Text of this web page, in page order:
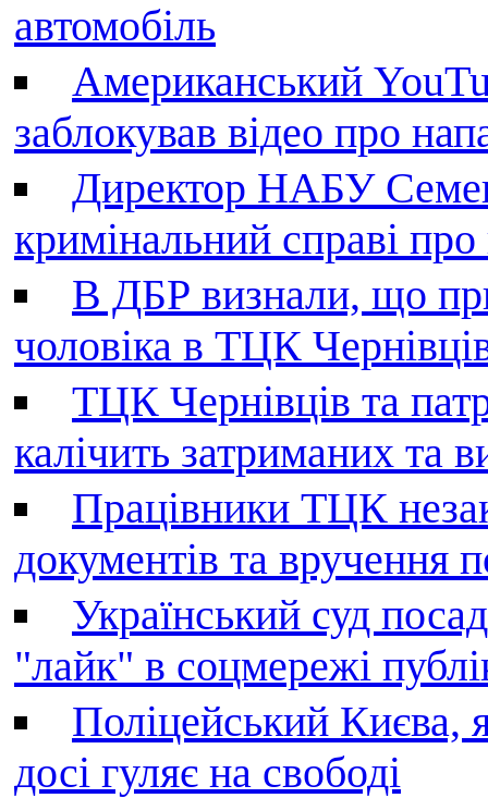
автомобіль
Американський
заблокував відео про
Директор НАБУ
кримінальний справі
В ДБР визнали, що
чоловіка в ТЦК Чернівців
ТЦК Чернівців та
калічить затриманих та
Працівники ТЦК
документів та вручення
Український суд
"лайк" в соцмережі
Поліцейський Києва,
досі гуляє на свободі